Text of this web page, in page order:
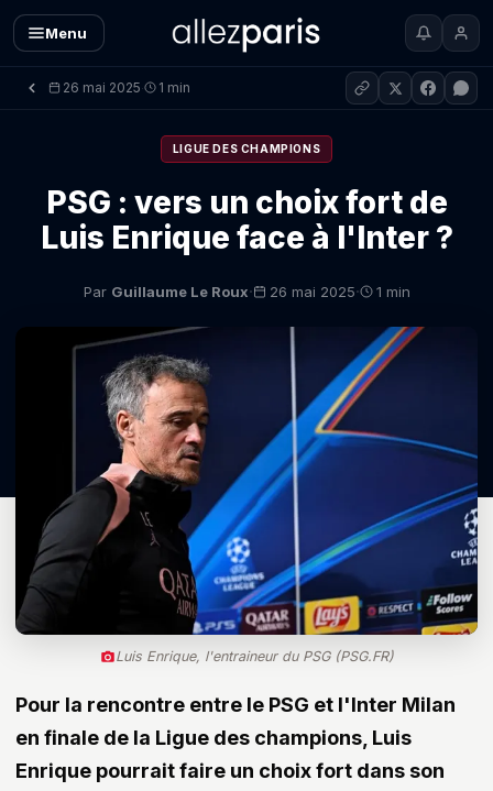
Menu
26 mai 2025· 1 min
LIGUE DES CHAMPIONS
PSG : vers un choix fort de
Luis Enrique face à l'Inter ?
Par Guillaume Le Roux· 26 mai 2025· 1 min
Luis Enrique, l'entraineur du PSG (PSG.FR)
Pour la rencontre entre le PSG et l'Inter Milan
en finale de la Ligue des champions, Luis
Enrique pourrait faire un choix fort dans son